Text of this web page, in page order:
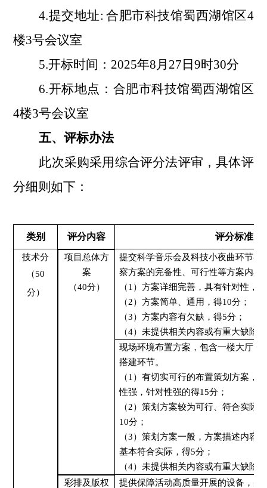
4.提交地址: 合肥市科技馆蜀西湖馆区4
楼3号会议室
5.开标时间： 2025年8 月 27 日9时30分
6.开标地点： 合肥市科技馆蜀西湖馆区
4楼3号会议室
五、评标办法
此次采购采用综合评分法评审 ，具体评
分细则如下：
类别 评分内容 评分标准
技术分
（50
分）
项目 总体方
案
（40分）
提交科学音乐会及科技小夜曲环节初
察方案的完备性、可行性等方案内容
（1）方案详细完善，具有针对性，得
（2）方案简单、通用，得10分；
（3）方案内容有欠缺，得5分；
（4）未提供相关内容或有重大缺陷
现场环境布置方案，包含一楼大厅、
搭建环节。
（1 ）有切实可行的布置策划方案，
性强，针对性强的得15分；
（2）策划方案较为可行、符合实际
10分；
（3）策划方案一般，方案描述内容
基本符合实际，得5分；
（4）未提供相关内容或有重大缺陷
彩排及版权
提供保障活动高质量开展的设备，并